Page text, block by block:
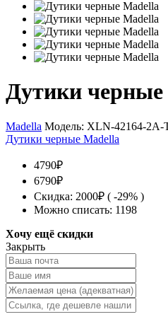
Дутики
Madella Модель: XLN-42164-2A-
Дутики черные Madella
4790₽
6790₽
Скидка: 2000₽ ( -29% )
Можно списать: 1198
Хочу ещё скидки
Закрыть